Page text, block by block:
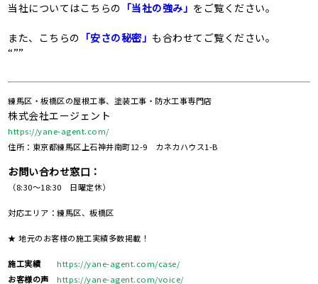
当社についてはこちらの 「当社の強み」 をご覧ください。
また、こちらの 「安さの秘密」 も合わせてご覧ください。
“””
練馬区・板橋区の屋根工事、塗装工事・防水工事専門店
株式会社エージェント
https://yane-agent.com/
住所：東京都練馬区上石神井南町12-9 カネカハウス1-B
お問い合わせ窓口：
（8:30～18:30 日曜定休）
対応エリア：練馬区、板橋区
★ 地元のお客様の施工実績多数掲載！
施工実績
https://yane-agent.com/case/
お客様の声
https://yane-agent.com/voice/